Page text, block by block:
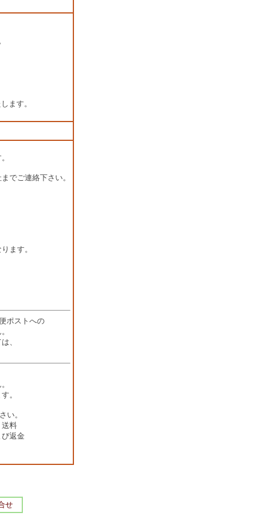
ます。
でご連絡下さい。
ます。
ポストへの
、
。
い。
料
返金
せ